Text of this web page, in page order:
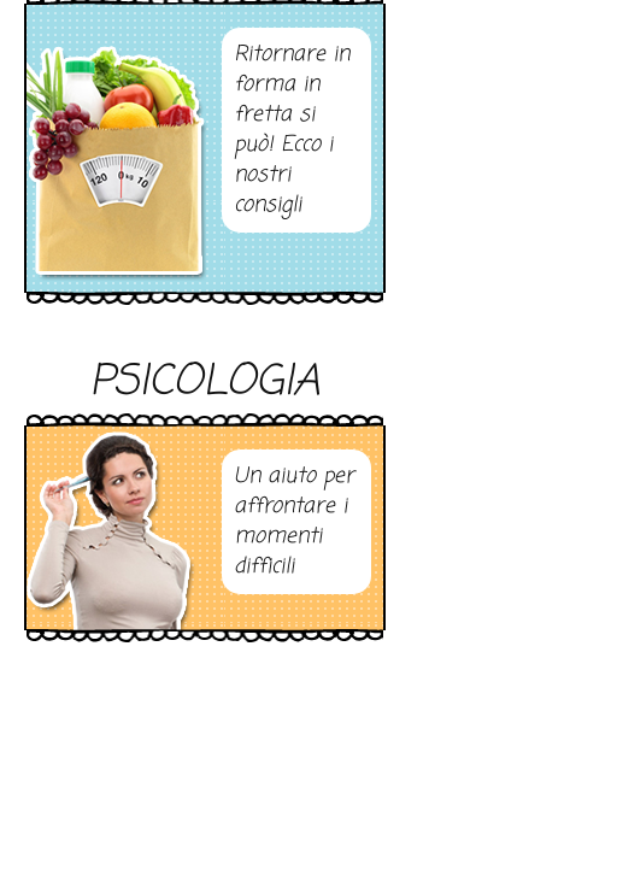
Ritornare in
forma in
fretta si
può! Ecco i
nostri
consigli
PSICOLOGIA
Un aiuto per
affrontare i
momenti
difficili